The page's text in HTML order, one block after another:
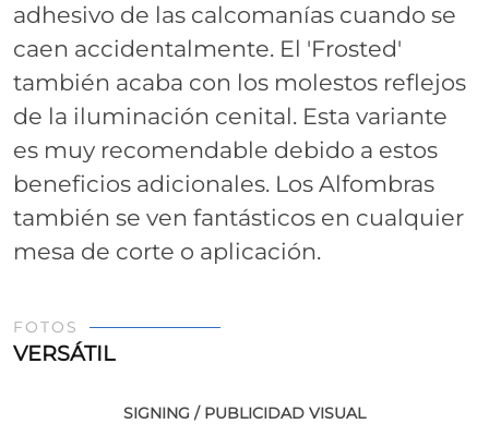
adhesivo de las calcomanías cuando se
caen accidentalmente. El 'Frosted'
también acaba con los molestos reflejos
de la iluminación cenital. Esta variante
es muy recomendable debido a estos
beneficios adicionales. Los Alfombras
también se ven fantásticos en cualquier
mesa de corte o aplicación.
FOTOS
VERSÁTIL
SIGNING / PUBLICIDAD VISUAL